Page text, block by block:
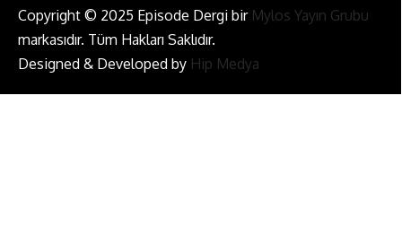
Copyright © 2025 Episode Dergi bir Mylos Yayın Grubu
markasıdır. Tüm Hakları Saklıdır.
Designed & Developed by Hip Medya